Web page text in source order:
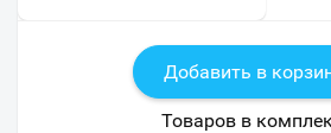
Добавить в
Товаров в